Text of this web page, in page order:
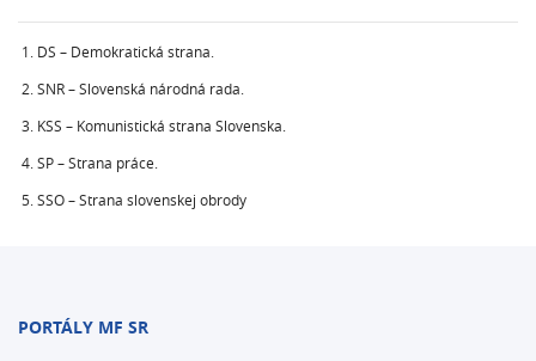
DS – Demokratická strana.
SNR – Slovenská národná rada.
KSS – Komunistická strana Slovenska.
SP – Strana práce.
SSO – Strana slovenskej obrody
PORTÁLY MF SR